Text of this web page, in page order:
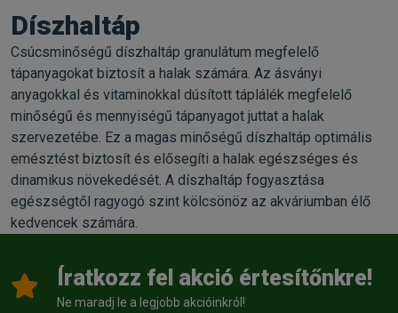
Díszhaltáp
Csúcsminőségű díszhaltáp granulátum megfelelő
tápanyagokat biztosít a halak számára. Az ásványi
anyagokkal és vitaminokkal dúsított táplálék megfelelő
minőségű és mennyiségű tápanyagot juttat a halak
szervezetébe. Ez a magas minőségű díszhaltáp optimális
emésztést biztosít és elősegíti a halak egészséges és
dinamikus növekedését. A díszhaltáp fogyasztása
egészségtől ragyogó szint kölcsönöz az akváriumban élő
kedvencek számára.
Íratkozz fel akció értesítőnkre!
Ne maradj le a legjobb akcióinkról!